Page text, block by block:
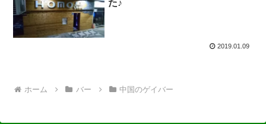
た♪
2019.01.09
ホーム バー 中国のゲイバー